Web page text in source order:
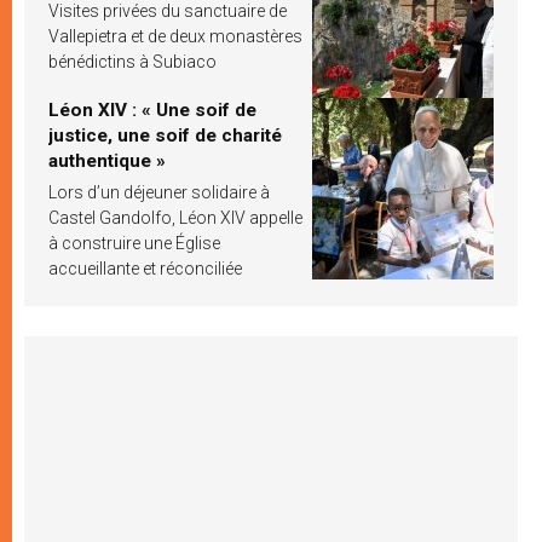
Visites privées du sanctuaire de
Vallepietra et de deux monastères
bénédictins à Subiaco
Léon XIV : « Une soif de
justice, une soif de charité
authentique »
Lors d’un déjeuner solidaire à
Castel Gandolfo, Léon XIV appelle
à construire une Église
accueillante et réconciliée